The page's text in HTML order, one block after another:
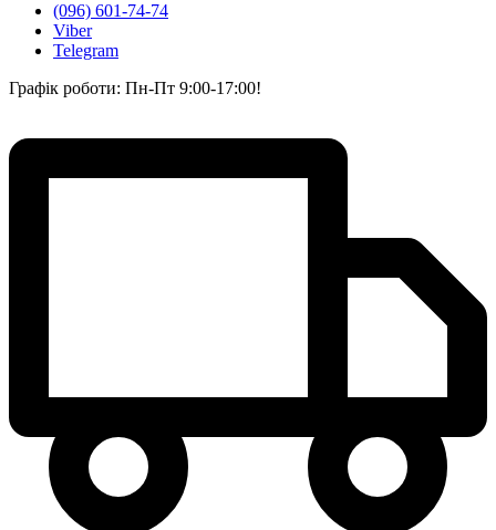
(096) 601-74-74
Viber
Telegram
Графік роботи: Пн-Пт 9:00-17:00!